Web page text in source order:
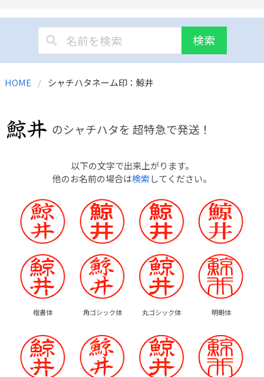
検索
HOME シャチハタネーム印：鯨井
のシャチハタを 超特急で発送！
以下の文字で出来上がります。
他のお名前の場合は検索してください。
楷書体 角ゴシック体 丸ゴシック体 明朝体